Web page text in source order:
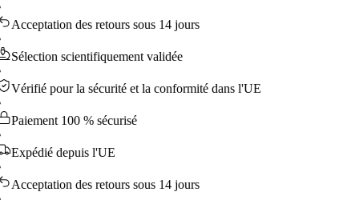
des retours sous 14 jours
scientifiquement validée
pour la sécurité et la conformité dans l'UE
100 % sécurisé
depuis l'UE
des retours sous 14 jours